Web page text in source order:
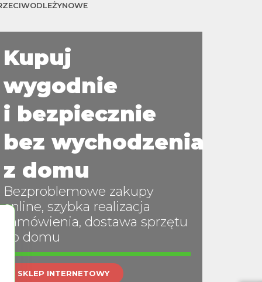
Kupuj
wygodnie
i bezpiecznie
bez wychodzenia
z domu
Bezproblemowe zakupy
online, szybka realizacja
zamówienia, dostawa sprzętu
do domu
SKLEP INTERNETOWY